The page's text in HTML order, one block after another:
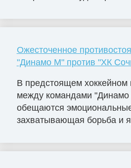
Ожесточенное
"Динамо М" против "ХК
В предстоящем хоккейном
между командами
обещаются
захватывающая борьба и